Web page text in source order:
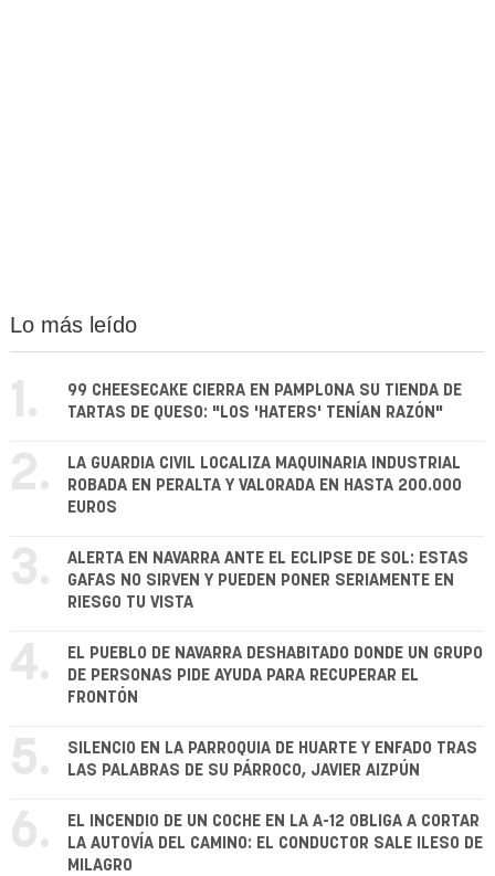
Lo más leído
1.
99 CHEESECAKE CIERRA EN PAMPLONA SU TIENDA DE
TARTAS DE QUESO: "LOS 'HATERS' TENÍAN RAZÓN"
2.
LA GUARDIA CIVIL LOCALIZA MAQUINARIA INDUSTRIAL
ROBADA EN PERALTA Y VALORADA EN HASTA 200.000
EUROS
3.
ALERTA EN NAVARRA ANTE EL ECLIPSE DE SOL: ESTAS
GAFAS NO SIRVEN Y PUEDEN PONER SERIAMENTE EN
RIESGO TU VISTA
4.
EL PUEBLO DE NAVARRA DESHABITADO DONDE UN GRUPO
DE PERSONAS PIDE AYUDA PARA RECUPERAR EL
FRONTÓN
5.
SILENCIO EN LA PARROQUIA DE HUARTE Y ENFADO TRAS
LAS PALABRAS DE SU PÁRROCO, JAVIER AIZPÚN
6.
EL INCENDIO DE UN COCHE EN LA A-12 OBLIGA A CORTAR
LA AUTOVÍA DEL CAMINO: EL CONDUCTOR SALE ILESO DE
MILAGRO